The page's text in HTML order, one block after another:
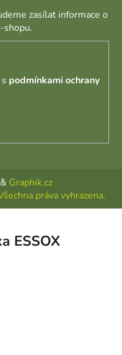
zasílat informace o
shopu.
podmínkami ochrany
& Graphik.cz
práva vyhrazena.
ESSOX